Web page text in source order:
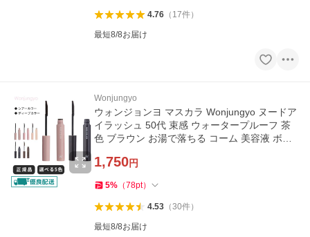
4.76（ 17件）
最短8/8お届け
Wonjungyo
ウォンジョンヨ マスカラ Wonjungyo ヌードア
イラッシュ 50代 束感 ウォータープルーフ 茶
色 ブラウン お湯で落ちる コーム 美容液 ボリ
1,750円
5% （78pt）
4.53（30件）
最短8/8お届け